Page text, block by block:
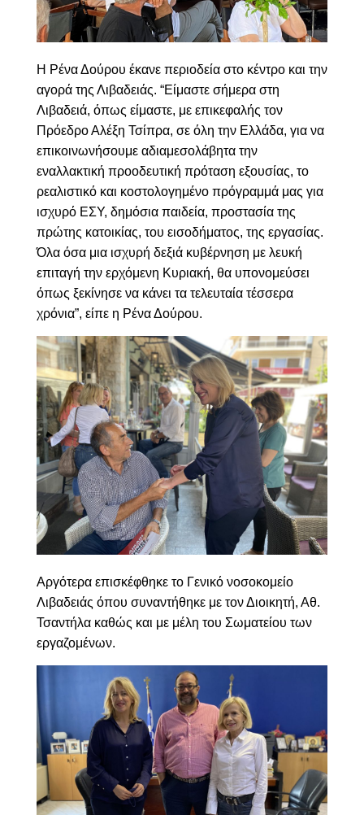
Η Ρένα Δούρου έκανε περιοδεία στο κέντρο και την
αγορά της Λιβαδειάς. “Είμαστε σήμερα στη
Λιβαδειά, όπως είμαστε, με επικεφαλής τον
Πρόεδρο Αλέξη Τσίπρα, σε όλη την Ελλάδα, για να
επικοινωνήσουμε αδιαμεσολάβητα την
εναλλακτική προοδευτική πρόταση εξουσίας, το
ρεαλιστικό και κοστολογημένο πρόγραμμά μας για
ισχυρό ΕΣΥ, δημόσια παιδεία, προστασία της
πρώτης κατοικίας, του εισοδήματος, της εργασίας.
Όλα όσα μια ισχυρή δεξιά κυβέρνηση με λευκή
επιταγή την ερχόμενη Κυριακή, θα υπονομεύσει
όπως ξεκίνησε να κάνει τα τελευταία τέσσερα
χρόνια”, είπε η Ρένα Δούρου.
Αργότερα επισκέφθηκε το Γενικό νοσοκομείο
Λιβαδειάς όπου συναντήθηκε με τον Διοικητή, Αθ.
Τσαντήλα καθώς και με μέλη του Σωματείου των
εργαζομένων.